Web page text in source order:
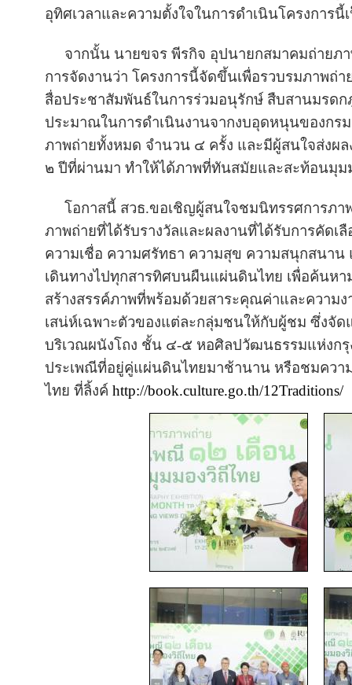
อุทิศเวลาและความตั้งใจในการดำเนินโครงการ
จากนั้น นายขจร พีรกิจ อุปนายกสมาคมถ่ายภา
การจัดงานว่า โครงการนี้จัดขึ้นเพื่อรวบรมภาพถ่
สื่อประชาสัมพันธ์ในการร่วมอนุรักษ์ สืบสานมร
ประมาณในการดำเนินงานจากงบอุดหนุนของกร
ภาพถ่ายทั้งหมด จำนวน ๔ ครั้ง และมีผู้สนใจส่งผ
๒ ปีที่ผ่านมา ทำให้ได้ภาพที่ทันสมัยและสะท้อนมุม
โอกาสนี้ สวธ.ขอเชิญผู้สนใจชมนิทรรศการภา
ภาพถ่ายที่ได้รับรางวัลและผลงานที่ได้รับการคัดเ
ความเชื่อ ความศรัทธา ความสุข ความสนุกสนา
เดินทางไปทุกสารทิศบนผืนแผ่นดินไทย เพื่อค้นห
สร้างสรรค์ภาพที่พร้อมด้วยสาระคุณค่าและความ
เสน่ห์เฉพาะตัวของแต่ละกลุ่มชนให้กับผู้ชม ซึ่ง
บริเวณผนังโถง ชั้น ๔-๕ หอศิลปวัฒนธรรมแห่งก
ประเพณีที่อยู่คู่แผ่นดินไทยมาช้านาน หรือชมควา
ไทย ที่ลิ้งค์ http://book.culture.go.th/12Traditions/